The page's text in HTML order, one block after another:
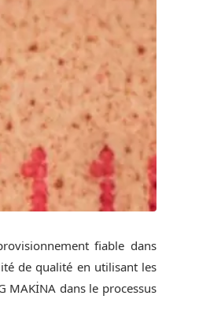
fiable dans
de qualité en utilisant les
MAKİNA dans le processus